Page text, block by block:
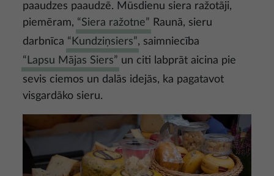
paaudzes paaudzē. Mūsdienu siera ražotāji,
piemēram, “Siera ražotne” Raunā, sieru
darbnīca “Kundziņsiers”, saimniecība
“Lapsu Mājas Siers” un citi labprāt aicina pie
sevis ciemos un dalās idejās, ka pagatavot
visgardāko sieru.